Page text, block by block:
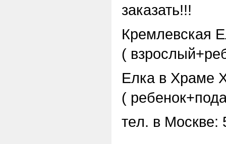
заказать!!!
Кремлевская
(
Елка в Храме
(
тeл. в Москве: